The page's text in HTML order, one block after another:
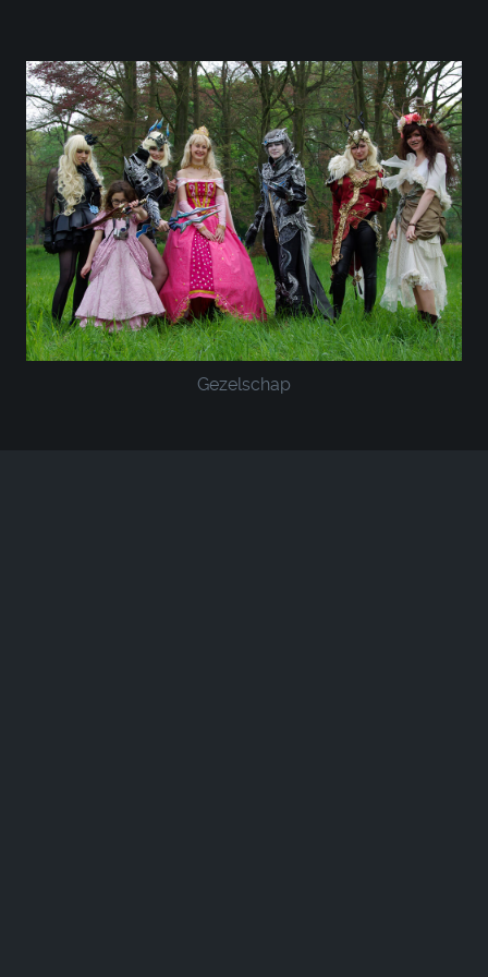
Gezelschap